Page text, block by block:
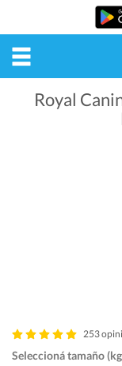
Royal
253
Seleccioná tamaño